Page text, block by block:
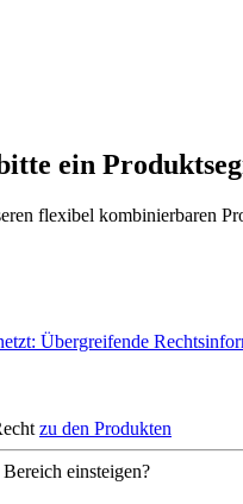
ein
flexibel kombinierbaren
Übergreifende
zu den Produkten
einsteigen?